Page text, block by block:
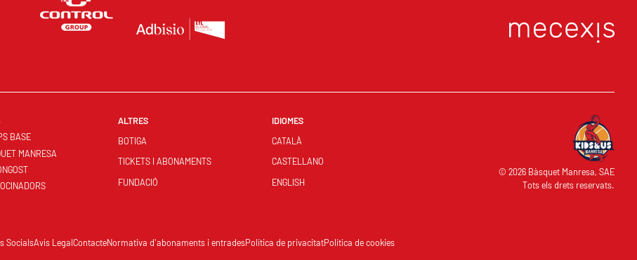
BASE
MANRESA
ALTRES
BOTIGA
TICKETS I ABONAMENTS
FUNDACIÓ
IDIOMES
CATALÀ
CASTELLANO
ENGLISH
© 2026 Bàsquet Manresa, SAE
Tots els drets reservats.
SocialsAvís LegalContacteNormativa d'abonaments i entradesPolítica de privacitatPolítica de cookies